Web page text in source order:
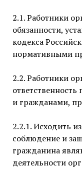
2.1. Работники
обязанности,
кодекса
нормативными
2.2. Работники
и гражданами,
2.2.1. Исходить
соблюдение и
гражданина
деятельности